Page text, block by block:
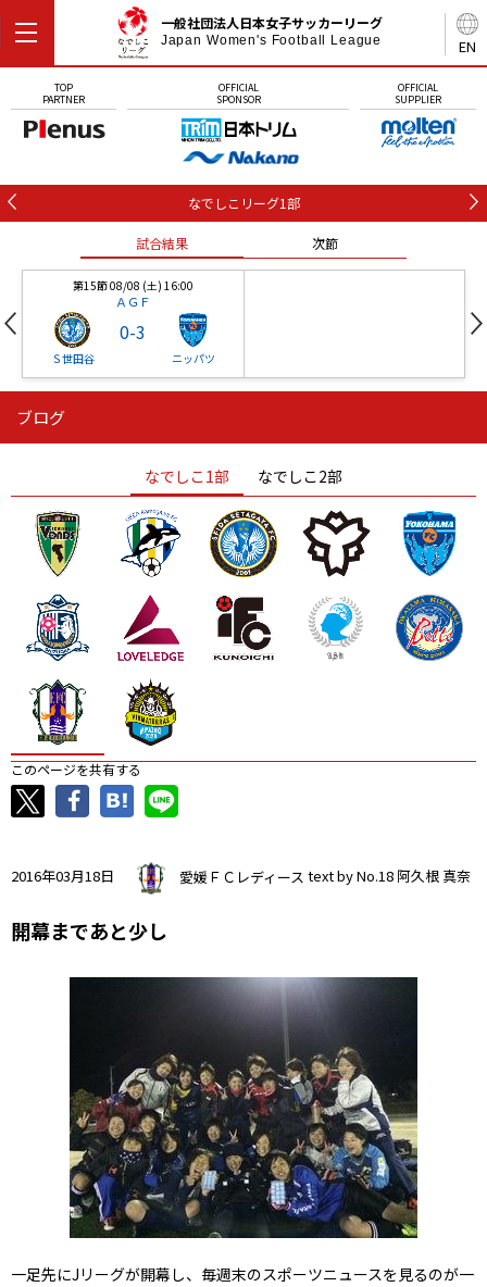
EN
一般社団法人日本女子サッカーリーグ
Japan Women's Football League
TOP
PARTNER
OFFICIAL
SPONSOR
OFFICIAL
SUPPLIER
なでしこリーグ1部
試合結果 次節
第15節 08/08 (土) 16:00
ＡＧＦ
Ｓ世田谷
0-3
ニッパツ
ニッパツ
ニッパツ 名古屋
石人の星
静岡 愛媛Ｌ
ブログ
なでしこ1部 なでしこ2部
このページを共有する
2016年03月18日 愛媛ＦＣレディース text by No.18 阿久根 真奈
開幕まであと少し
一足先にJリーグが開幕し、毎週末のスポーツニュースを見るのが一